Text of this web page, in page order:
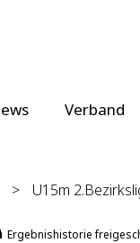
Verband
>
U15m
Ergebnishistorie